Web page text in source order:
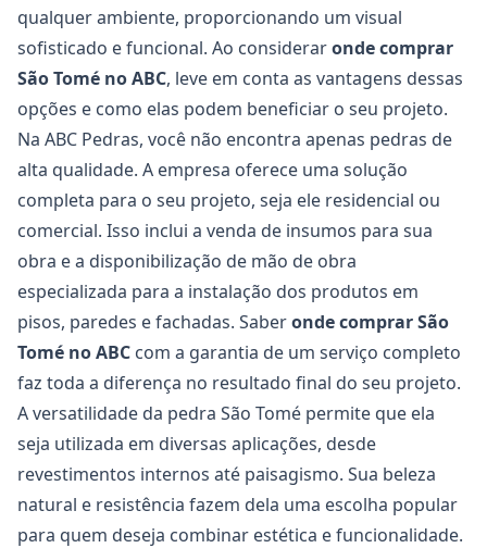
qualquer ambiente, proporcionando um visual
sofisticado e funcional. Ao consideraronde comprar
São Tomé no ABC, leve em conta as vantagens dessas
opções e como elas podem beneficiar o seu projeto.
Na ABC Pedras, você não encontra apenas pedras de
alta qualidade. A empresa oferece uma solução
completa para o seu projeto, seja ele residencial ou
comercial. Isso inclui a venda de insumos para sua
obra e a disponibilização de mão de obra
especializada para a instalação dos produtos em
pisos, paredes e fachadas. Saberonde comprar São
Tomé no ABC com a garantia de um serviço completo
faz toda a diferença no resultado final do seu projeto.
A versatilidade da pedra São Tomé permite que ela
seja utilizada em diversas aplicações, desde
revestimentos internos até paisagismo. Sua beleza
natural e resistência fazem dela uma escolha popular
para quem deseja combinar estética e funcionalidade.